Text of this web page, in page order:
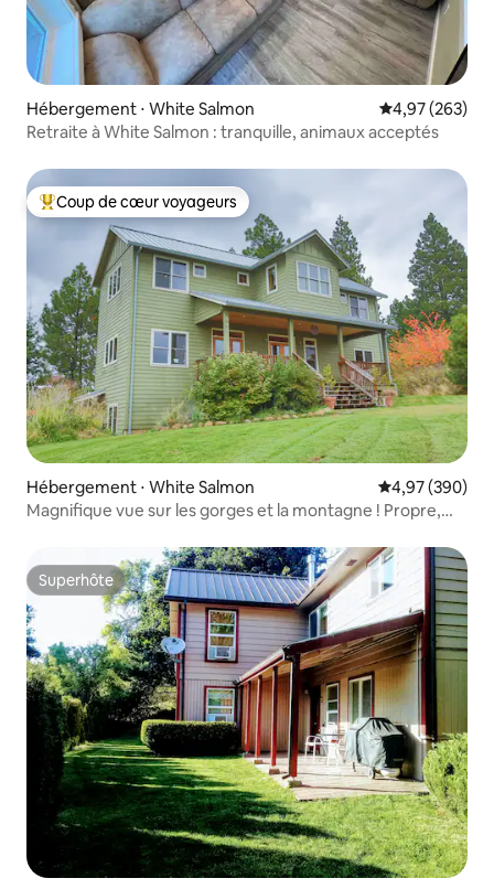
Hébergement ⋅ White Salmon Évaluation
4,97 (263)
Retraite à White Salmon : tranquille, animaux acceptés
Coups de cœur voyageurs les plus appréciés
Coup de cœur voyageurs
Hébergement ⋅ White Salmon Évaluation
4,97 (390)
Magnifique vue sur les gorges et la montagne ! Propre,
Superhôte
Superhôte